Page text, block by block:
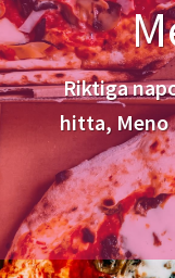
Riktiga
hitta, Meno